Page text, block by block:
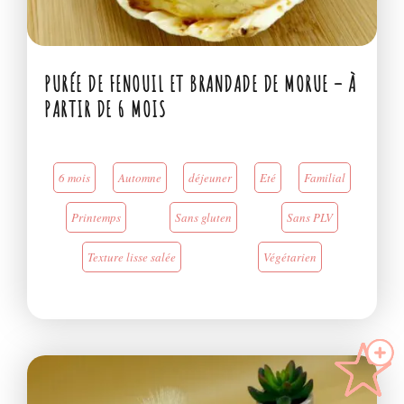
PURÉE DE FENOUIL ET BRANDADE DE MORUE – À
PARTIR DE 6 MOIS
6 mois Automne déjeuner Eté Familial
Printemps Sans gluten Sans PLV
Texture lisse salée Végétarien